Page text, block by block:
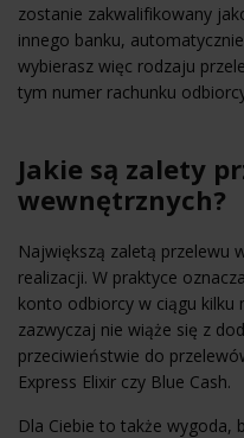
zostanie zakwalifikowany
innego banku,
wybierasz więc rodzaju
tym numer rachunku
Jakie są zalety
wewnętrznych?
Największą zaletą przelewu
realizacji. W praktyce
konto odbiorcy w ciągu kilku
zazwyczaj nie wiąże się z
przeciwieństwie do
Express Elixir czy Blue Cash.
Dla Ciebie to także wygoda,